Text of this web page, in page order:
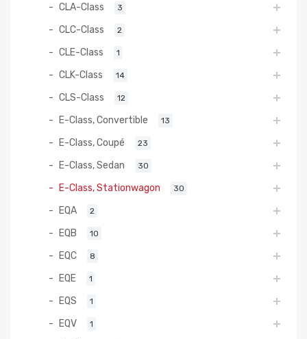
CLA-Class 3
CLC-Class 2
CLE-Class 1
CLK-Class 14
CLS-Class 12
E-Class, Convertible 13
E-Class, Coupé 23
E-Class, Sedan 30
E-Class, Stationwagon 30
EQA 2
EQB 10
EQC 8
EQE 1
EQS 1
EQV 1